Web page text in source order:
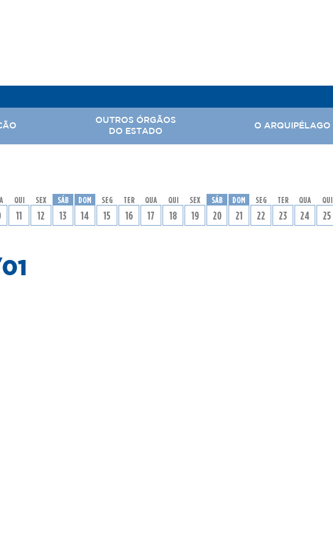
Parlamentares e Comunicação Social
Território
Ciência e Inovação
OUTROS ÓRGÃOS
DO ESTADO
O ARQUIPÉLAGO
Hino
Bandeira
Armas da República
QUI
11
SEX
12
SÁB
13
DOM
14
SEG
15
TER
16
QUA
17
QUI
18
SEX
19
SÁB
20
DOM
21
SEG
22
TER
23
QUA
24
QUI
25